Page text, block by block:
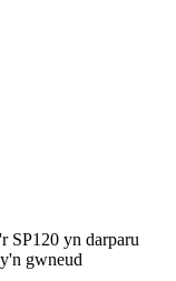
SP120 yn darparu
gwneud